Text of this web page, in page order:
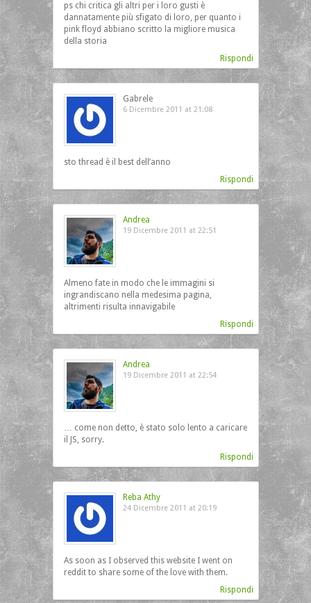
ps chi critica gli altri per i loro gusti è
dannatamente più sfigato di loro, per quanto i
pink floyd abbiano scritto la migliore musica
della storia
Rispondi
Gabrele
6 Dicembre 2011 at 21:08
sto thread è il best dell’anno
Rispondi
Andrea
19 Dicembre 2011 at 22:51
Almeno fate in modo che le immagini si
ingrandiscano nella medesima pagina,
altrimenti risulta innavigabile
Rispondi
Andrea
19 Dicembre 2011 at 22:54
… come non detto, è stato solo lento a caricare
il JS, sorry.
Rispondi
Reba Athy
24 Dicembre 2011 at 20:19
As soon as I observed this website I went on
reddit to share some of the love with them.
Rispondi